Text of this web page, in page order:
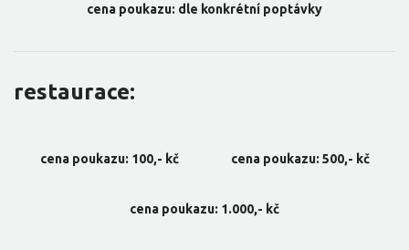
cena poukazu: dle konkrétní poptávky
restaurace:
cena poukazu: 100,- kč cena poukazu: 500,- kč
cena poukazu: 1.000,- kč